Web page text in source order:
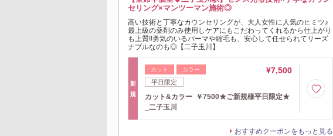
セリング×マンツーマン施術◎
高い技術と丁寧なカウンセリングが、大人女性に人気のヒミツ♪
最上級の薬剤のみ使用しケアにもこだわってくれるから仕上がり
も上質!!勇気のいるパーマや縮毛も、安心して任せられてリーズ
ナブルなのも◎【二子玉川】
新
規
カット カラー
平日限定
¥7,500
カット&カラー ￥7500★ご新規様平日限定★
_二子玉川
おすすめクーポンをもっと見る